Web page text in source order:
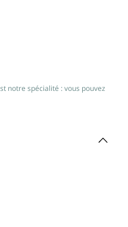
notre spécialité : vous pouvez